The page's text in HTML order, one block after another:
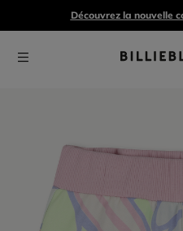
Découvrez la nouvelle